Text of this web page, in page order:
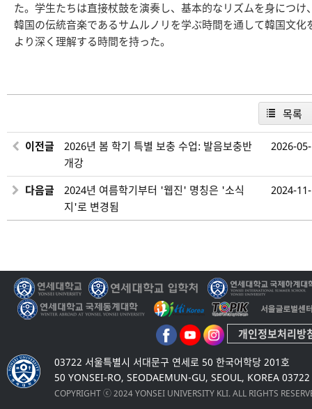
た。学生たちは直接杖鼓を演奏し、基本的なリズムを身につけ
韓国の伝統音楽であるサムルノリを学ぶ時間を通して韓国文化
より深く理解する時間を持った。
목록
이전글
2026년 봄 학기 특별 보충 수업: 발음보충반
개강
2026-
다음글
2024년 여름학기부터 '웹진' 명칭은 '소식
지'로 변경됨
2024-
03722 서울특별시 서대문구 연세로 50 한국어학당 201호
50 YONSEI-RO, SEODAEMUN-GU, SEOUL, KOREA 03722
COPYRIGHT ⓒ 2024 YONSEI UNIVERSITY KLI. ALL RIGHTS
개인정보처리방